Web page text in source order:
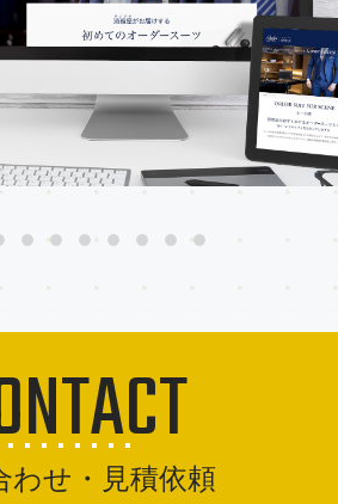
わせ・見積依頼